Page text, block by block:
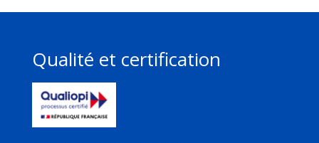
Qualité et certification